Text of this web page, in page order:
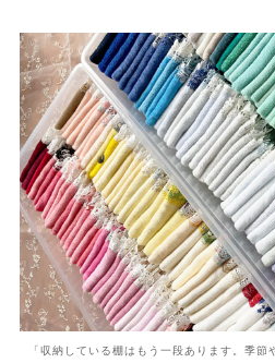
「収納している棚はもう一段あります。季節